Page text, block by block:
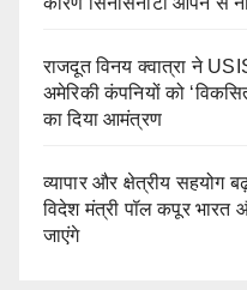
राजदूत विनय क्वात्रा ने
अमेरिकी कंपनियों को
का दिया आमंत्रण
व्यापार और क्षेत्रीय सहयोग
विदेश मंत्री पॉल कपूर भारत
जाएंगे